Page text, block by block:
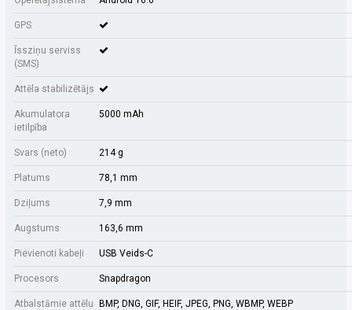
GPS
Īssziņu serviss
(SMS)
Attēla stabilizētājs
Akumulatora
ietilpība
5000 mAh
Svars (neto) 214 g
Platums 78,1 mm
Dziļums 7,9 mm
Augstums 163,6 mm
Pievienoti kabeļi USB Veids-C
Procesors Snapdragon
Atbalstāmie attēlu
BMP, DNG, GIF, HEIF, JPEG, PNG, WBMP, WEBP